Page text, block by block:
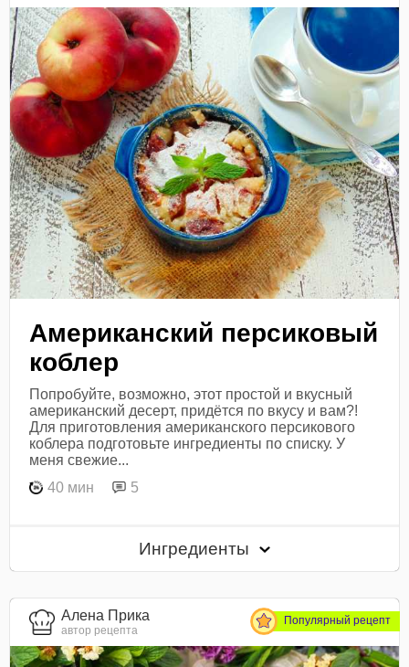
Американский персиковый
коблер
Попробуйте, возможно, этот простой и вкусный
американский десерт, придётся по вкусу и вам?!
Для приготовления американского персикового
коблера подготовьте ингредиенты по списку. У
меня свежие...
40 мин
5
Ингредиенты
Алена Прика
автор рецепта
Популярный рецепт